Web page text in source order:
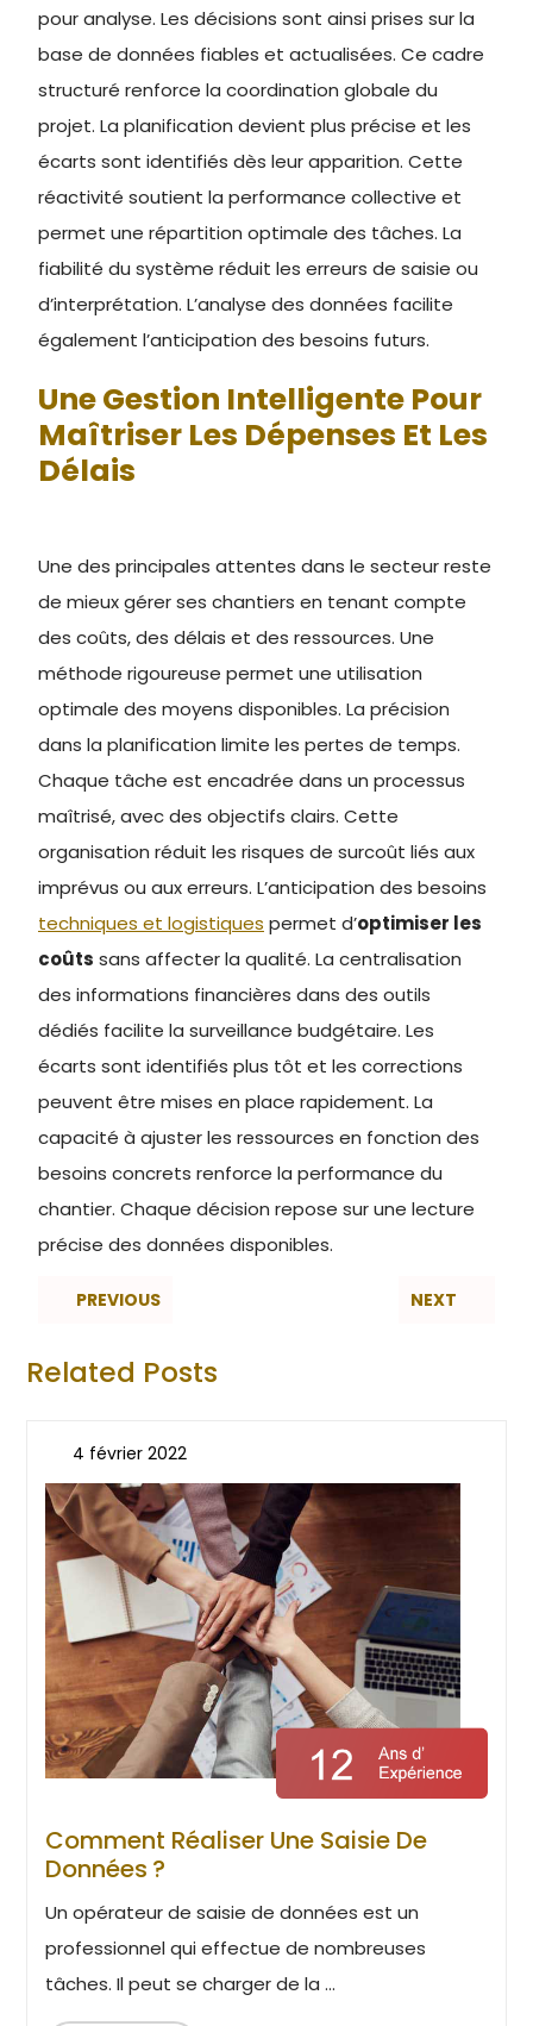
pour analyse. Les décisions sont ainsi prises sur la
base de données fiables et actualisées. Ce cadre
structuré renforce la coordination globale du
projet. La planification devient plus précise et les
écarts sont identifiés dès leur apparition. Cette
réactivité soutient la performance collective et
permet une répartition optimale des tâches. La
fiabilité du système réduit les erreurs de saisie ou
d’interprétation. L’analyse des données facilite
également l’anticipation des besoins futurs.
Une Gestion Intelligente Pour
Maîtriser Les Dépenses Et Les
Délais
Une des principales attentes dans le secteur reste
de mieux gérer ses chantiers en tenant compte
des coûts, des délais et des ressources. Une
méthode rigoureuse permet une utilisation
optimale des moyens disponibles. La précision
dans la planification limite les pertes de temps.
Chaque tâche est encadrée dans un processus
maîtrisé, avec des objectifs clairs. Cette
organisation réduit les risques de surcoût liés aux
imprévus ou aux erreurs. L’anticipation des besoins
techniques et logistiques permet d’optimiser les
coûts sans affecter la qualité. La centralisation
des informations financières dans des outils
dédiés facilite la surveillance budgétaire. Les
écarts sont identifiés plus tôt et les corrections
peuvent être mises en place rapidement. La
capacité à ajuster les ressources en fonction des
besoins concrets renforce la performance du
chantier. Chaque décision repose sur une lecture
précise des données disponibles.
PREVIOUS NEXT
Related Posts
4 février 2022
Comment Réaliser Une Saisie De
Données ?
Un opérateur de saisie de données est un
professionnel qui effectue de nombreuses
tâches. Il peut se charger de la ...